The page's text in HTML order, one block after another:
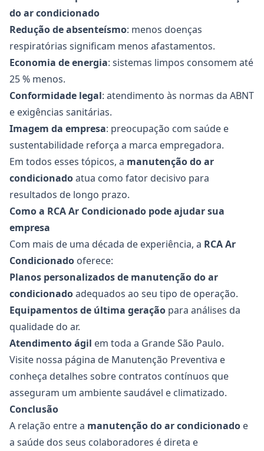
do ar condicionado
Redução de absenteísmo: menos doenças
respiratórias significam menos afastamentos.
Economia de energia: sistemas limpos consomem até
25 % menos.
Conformidade legal: atendimento às normas da ABNT
e exigências sanitárias.
Imagem da empresa: preocupação com saúde e
sustentabilidade reforça a marca empregadora.
Em todos esses tópicos, a manutenção do ar
condicionadoatua como fator decisivo para
resultados de longo prazo.
Como a RCA Ar Condicionado pode ajudar sua
empresa
Com mais de uma década de experiência, a RCA Ar
Condicionado oferece:
Planos personalizados de manutenção do ar
condicionadoadequados ao seu tipo de operação.
Equipamentos de última geração para análises da
qualidade do ar.
Atendimento ágil em toda a Grande São Paulo.
Visite nossa página de Manutenção Preventiva e
conheça detalhes sobre contratos contínuos que
asseguram um ambiente saudável e climatizado.
Conclusão
A relação entre a manutenção do ar condicionado e
a saúde dos seus colaboradores é direta e